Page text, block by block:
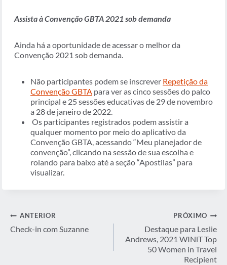
Assista à Convenção GBTA 2021 sob demanda
Ainda há a oportunidade de acessar o melhor da
Convenção 2021 sob demanda.
Não participantes podem se inscrever Repetição da
Convenção GBTA para ver as cinco sessões do palco
principal e 25 sessões educativas de 29 de novembro
a 28 de janeiro de 2022.
Os participantes registrados podem assistir a
qualquer momento por meio do aplicativo da
Convenção GBTA, acessando “Meu planejador de
convenção”, clicando na sessão de sua escolha e
rolando para baixo até a seção “Apostilas” para
visualizar.
Navegação
de
ANTERIOR
Check-in com Suzanne
PRÓXIMO
Destaque para Leslie
Andrews, 2021 WINiT Top
50 Women in Travel
Recipient